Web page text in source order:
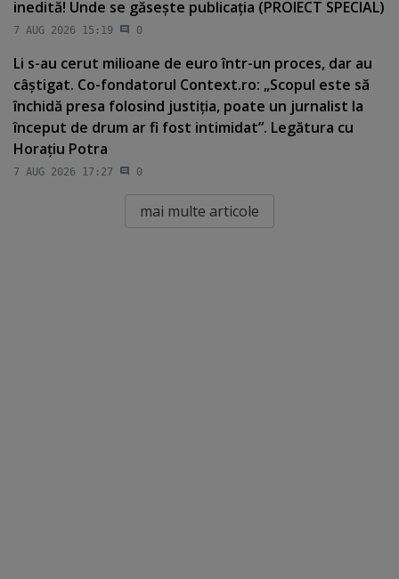
inedită! Unde se găseşte publicaţia (PROIECT SPECIAL)
7 AUG 2026 15:19 0
Li s-au cerut milioane de euro într-un proces, dar au
câştigat. Co-fondatorul Context.ro: „Scopul este să
închidă presa folosind justiţia, poate un jurnalist la
început de drum ar fi fost intimidat”. Legătura cu
Horaţiu Potra
7 AUG 2026 17:27 0
mai multe articole